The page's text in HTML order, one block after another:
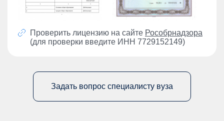
Проверить лицензию на сайте Рособрнадзора
(для проверки введите ИНН 7729152149)
Задать вопрос специалисту вуза